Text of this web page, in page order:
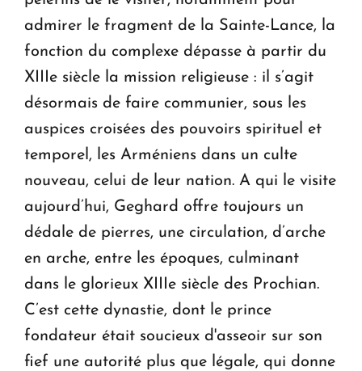
admirer le fragment de la Sainte-Lance, la
fonction du complexe dépasse à partir du
XIIIe siècle la mission religieuse : il s’agit
désormais de faire communier, sous les
auspices croisées des pouvoirs spirituel et
temporel, les Arméniens dans un culte
nouveau, celui de leur nation. A qui le visite
aujourd’hui, Geghard offre toujours un
dédale de pierres, une circulation, d’arche
en arche, entre les époques, culminant
dans le glorieux XIIIe siècle des Prochian.
C’est cette dynastie, dont le prince
fondateur était soucieux d'asseoir sur son
fief une autorité plus que légale, qui donne